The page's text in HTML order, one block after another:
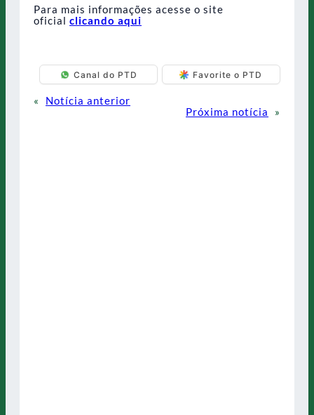
Para mais informações acesse o site
oficial clicando aqui
Canal do PTD Favorite o PTD
«
Notícia anterior
Próxima notícia
»